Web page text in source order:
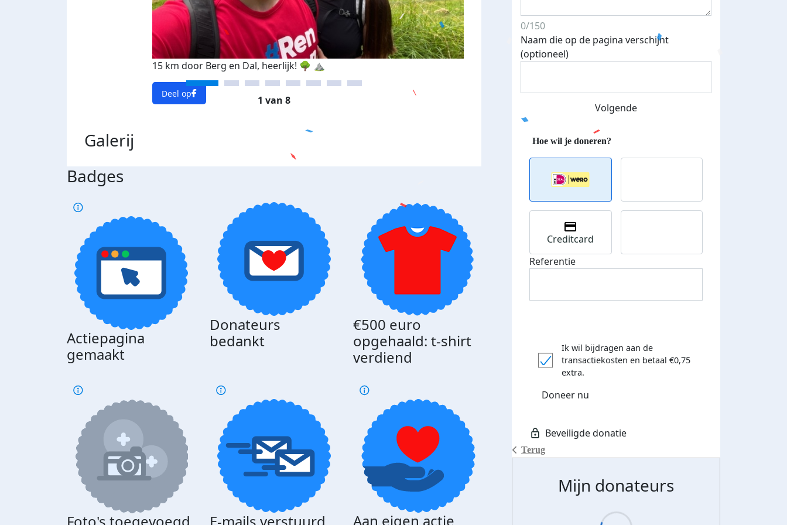
15 km door Berg en Dal, heerlijk! 🌳 ⛰️
Deel op
Extreme kou of warmte maakt het altijd een tandje
1 van 8
Galerij
Badges
Actiepagina
gemaakt
Donateurs
bedankt
€500 euro
opgehaald: t-shirt
verdiend
Aan eigen actie
ontvangen
0/150
Naam die op de pagina verschijnt
(optioneel)
Volgende
Terug
Creditcard
Referentie
Ik wil bijdragen aan de
transactiekosten en betaal €0,75
extra.
Doneer nu
Mijn donateurs